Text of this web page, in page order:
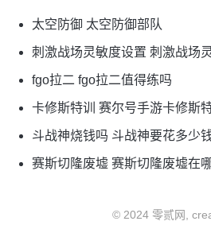
太空防御 太空防御部队
刺激战场灵敏度设置 刺激战场
fgo拉二 fgo拉二值得练吗
卡修斯特训 赛尔号手游卡修斯特
斗战神烧钱吗 斗战神要花多少
赛斯切隆废墟 赛斯切隆废墟在
© 2024 零贰网,